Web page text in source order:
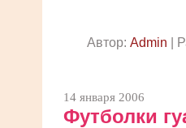
Автор: Admin |
14 января 2006
Футболки